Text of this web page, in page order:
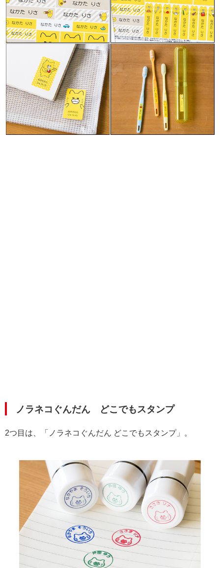
ノラネコぐんだん どこでもスタンプ
2つ目は、「ノラネコぐんだん どこでもスタンプ」。